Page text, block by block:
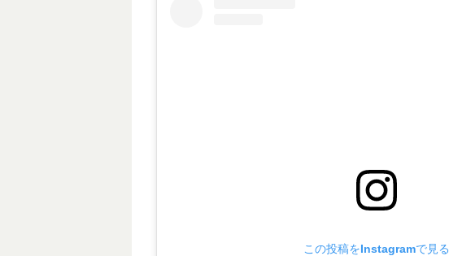
この投稿をInstagramで見る